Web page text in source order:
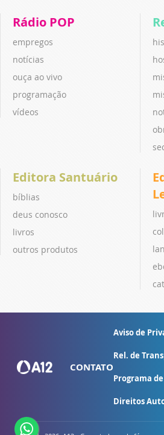
Rádio POP
empregos
notícias
ouça ao vivo
programação
vídeos
Editora Santuário
bíblias
deus conosco
livros
outros produtos
CONTATO
Aviso de
Rel. de
Programa
Direitos